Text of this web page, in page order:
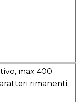
max 400
rimanenti: